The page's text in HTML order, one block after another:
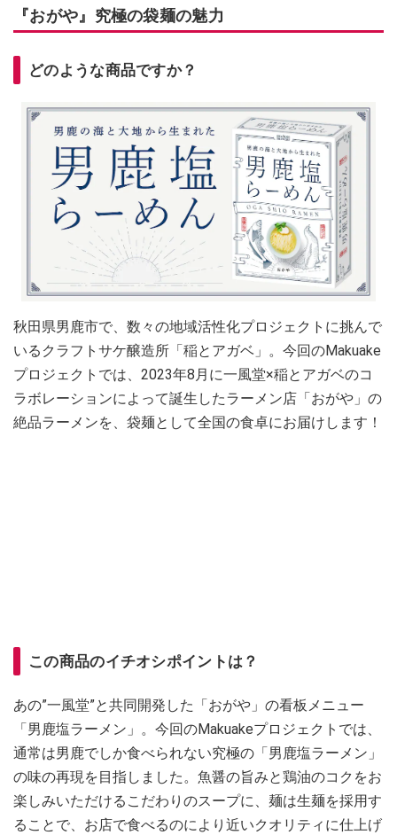
『おがや』究極の袋麺の魅力
どのような商品ですか？
秋田県男鹿市で、数々の地域活性化プロジェクトに挑んで
いるクラフトサケ醸造所「稲とアガベ」。今回のMakuake
プロジェクトでは、2023年8月に一風堂×稲とアガベのコ
ラボレーションによって誕生したラーメン店「おがや」の
絶品ラーメンを、袋麺として全国の食卓にお届けします！
この商品のイチオシポイントは？
あの”一風堂”と共同開発した「おがや」の看板メニュー
「男鹿塩ラーメン」。今回のMakuakeプロジェクトでは、
通常は男鹿でしか食べられない究極の「男鹿塩ラーメン」
の味の再現を目指しました。魚醤の旨みと鶏油のコクをお
楽しみいただけるこだわりのスープに、麺は生麺を採用す
ることで、お店で食べるのにより近いクオリティに仕上げ